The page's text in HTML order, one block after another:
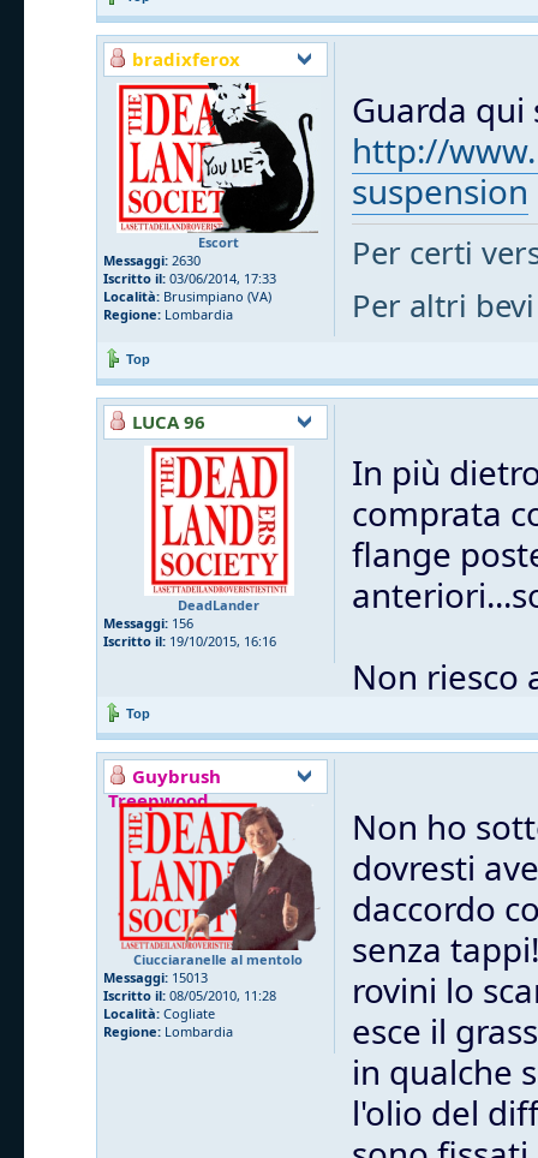
bradixferox
Escort
Messaggi: 2630
Iscritto il: 03/06/2014, 17:33
Località: Brusimpiano (VA)
Regione: Lombardia
Guarda qui
http://
suspension
Per certi
Per altri bevi
Top
LUCA 96
DeadLander
Messaggi: 156
Iscritto il: 19/10/2015, 16:16
In più
comprata
flange
Non riesco
Top
Guybrush
Treepwood
Ciucciaranelle al mentolo
Messaggi: 15013
Iscritto il: 08/05/2010, 11:28
Località: Cogliate
Regione: Lombardia
Non ho
dovresti
daccordo
senza
rovini lo
esce il
in qualche
l'olio del